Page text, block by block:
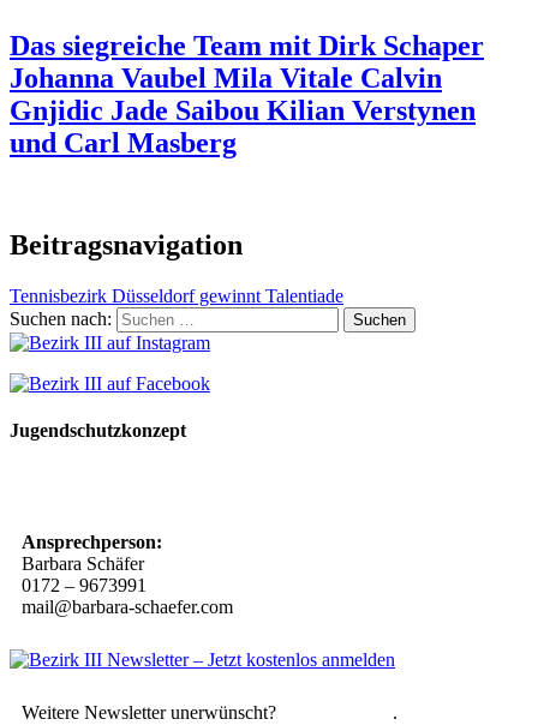
Das siegreiche Team mit Dirk Schaper
Johanna Vaubel Mila Vitale Calvin
Gnjidic Jade Saibou Kilian Verstynen
und Carl Masberg
Beitragsnavigation
Tennisbezirk Düsseldorf gewinnt Talentiade
Suchen nach:
Jugendschutzkonzept
Ansprechperson:
Barbara Schäfer
0172 – 9673991
mail@barbara-schaefer.com
Weitere Newsletter unerwünscht? .